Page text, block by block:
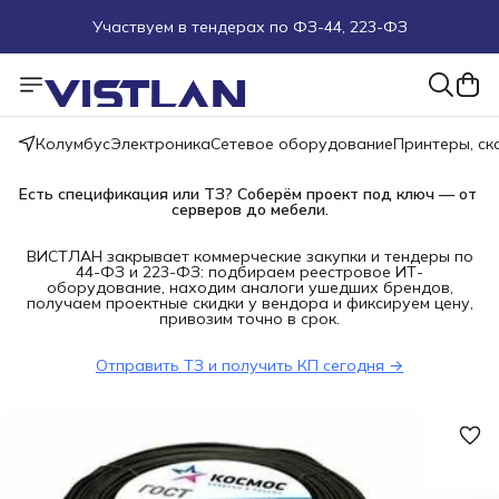
Участвуем в тендерах по ФЗ-44, 223-ФЗ
Поможем подобрать оборудование под ТЗ
Пришлите запрос на e-mail или в чат
КолумбусЭлектроникаСетевое оборудованиеПринтеры,
Есть спецификация или ТЗ? Соберём проект под ключ — от
серверов до мебели.
ВИСТЛАН закрывает коммерческие закупки и тендеры по
44-ФЗ и 223-ФЗ: подбираем реестровое ИТ-
оборудование, находим аналоги ушедших брендов,
получаем проектные скидки у вендора и фиксируем цену,
привозим точно в срок.
Отправить ТЗ и получить КП сегодня →